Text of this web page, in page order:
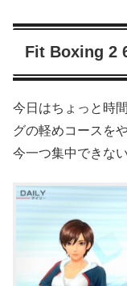
Fit Boxing 2
今日はちょっと時
グの軽めコースを
今一つ集中できな